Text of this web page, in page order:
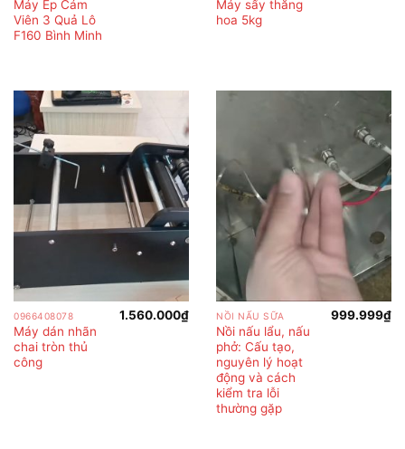
Máy Ép Cám
Viên 3 Quả Lô
F160 Bình Minh
Máy sấy thăng
hoa 5kg
0966408078
Máy dán nhãn
chai tròn thủ
công
1.560.000₫ NỒI NẤU SỮA
Nồi nấu lẩu, nấu
phở: Cấu tạo,
nguyên lý hoạt
động và cách
kiểm tra lỗi
thường gặp
999.999₫